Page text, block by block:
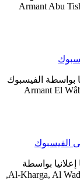
Armant Abu
بواسطة الفيسبوك
Armant El
الفيسبوك
بواسطة
الفيسبوك Al-Kharga, Al Wadi Al Jadid, Egypt Al qasr Al Qalamun,